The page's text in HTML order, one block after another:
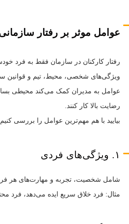
عوامل موثر بر رفتار
رفتار کارکنان در سازمان فقط به فرد
ویژگی‌های شخصی، محیط، تیم و قوانین
عوامل به مدیران کمک می‌کند محیطی
رضایت بالا کار کنند.
بیایید با هم مهم‌ترین عوامل را بررسی
۱. ویژگی‌های فردی
شامل شخصیت، تجربه و مهارت‌های هر
مثال: فرد خلاق سریع ایده می‌دهد، فرد